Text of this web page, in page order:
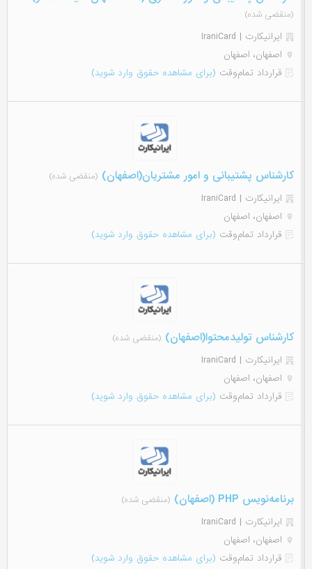
(منقضی شده)
ایرانیکارت | IraniCard
اصفهان، اصفهان
قرارداد تمام‌وقت (برای مشاهده حقوق وارد شوید)
کارشناس پشتیبانی و امور مشتریان(اصفهان) (منقضی شده)
ایرانیکارت | IraniCard
اصفهان، اصفهان
قرارداد تمام‌وقت (برای مشاهده حقوق وارد شوید)
کارشناس تولیدمحتوا(اصفهان) (منقضی شده)
ایرانیکارت | IraniCard
اصفهان، اصفهان
قرارداد تمام‌وقت (برای مشاهده حقوق وارد شوید)
برنامه‌نویس PHP (اصفهان) (منقضی شده)
ایرانیکارت | IraniCard
اصفهان، اصفهان
قرارداد تمام‌وقت (برای مشاهده حقوق وارد شوید)